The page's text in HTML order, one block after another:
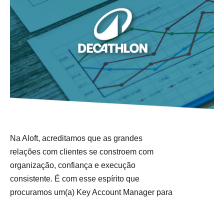
Na Aloft, acreditamos que as grandes
relações com clientes se constroem com
organização, confiança e execução
consistente. É com esse espírito que
procuramos um(a) Key Account Manager para